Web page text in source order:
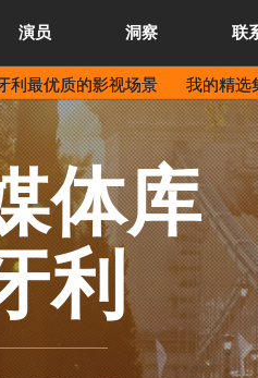
演员 洞察 联
利最优质的影视场景 我的精选
体库
利